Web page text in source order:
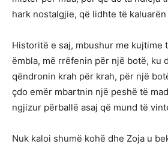
hark nostalgjie, që lidhte të
Historitë e saj, mbushur me kujtime
ëmbla, më rrëfenin për një botë, ku
qëndronin krah për krah, për një
çdo emër mbartnin një peshë të
ngjizur përballë asaj që mund të
Nuk kaloi shumë kohë dhe Zoja u